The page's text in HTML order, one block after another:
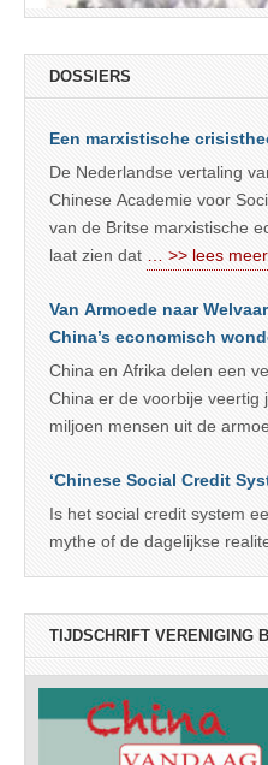
DOSSIERS
Een marxistische
De Nederlandse vertaling
Chinese Academie voor
van de Britse marxistische
laat zien dat … >> lees meer
Van Armoede naar
China’s economisch
China en Afrika delen een
China er de voorbije veertig
miljoen mensen uit de
‘Chinese Social Credit
Is het social credit system
mythe of de dagelijkse
TIJDSCHRIFT VERENIGING